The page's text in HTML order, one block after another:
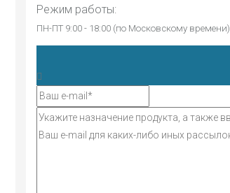
Режим работы:
ПН-ПТ 9:00 - 18:00 (по Московскому времени)